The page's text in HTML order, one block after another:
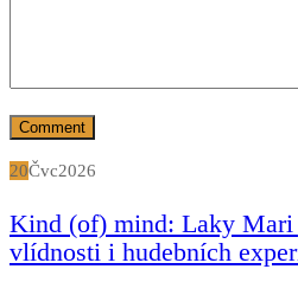
20Čvc2026
Kind (of) mind: Laky
vlídnosti i hudebních